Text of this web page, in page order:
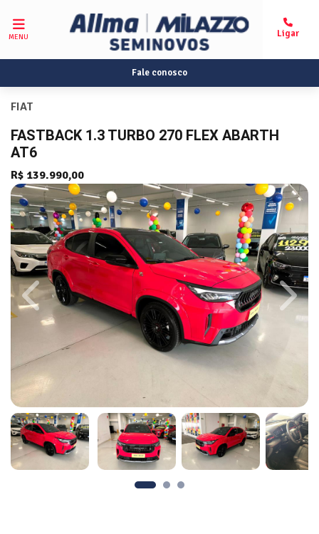
MENU
Fale conosco
FIAT
FASTBACK 1.3 TURBO 270 FLEX ABARTH
AT6
R$ 139.990,00
Previous Next